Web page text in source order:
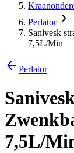
Perlator
Sanivesk
7,5L/Min
Perlator
7,5L/